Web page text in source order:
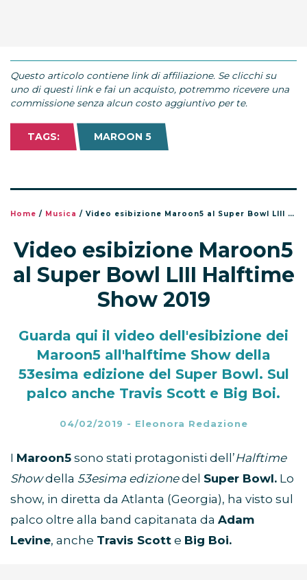
Questo articolo contiene link di affiliazione. Se clicchi su
uno di questi link e fai un acquisto, potremmo ricevere una
commissione senza alcun costo aggiuntivo per te.
TAGS: MAROON 5
Home / Musica / Video esibizione Maroon5 al Super Bowl LIII Halftime Show 2019
Video esibizione Maroon5
al Super Bowl LIII Halftime
Show 2019
Guarda qui il video dell'esibizione dei
Maroon5 all'halftime Show della
53esima edizione del Super Bowl. Sul
palco anche Travis Scott e Big Boi.
04/02/2019 - Eleonora Redazione
I Maroon5 sono stati protagonisti dell’Halftime
Showdella 53esima edizionedel Super Bowl. Lo
show, in diretta da Atlanta (Georgia), ha visto sul
palco oltre alla band capitanata da Adam
Levine, anche Travis Scott e Big Boi.